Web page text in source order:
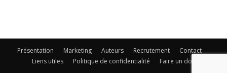
Présentation Marketing Auteurs Recrutement
Contact
Liens utiles
Politique de confidentialité Faire un don